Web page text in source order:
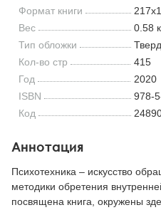
Формат книги
Вес
0.58
Тип обложки
Кол-во стр
415
Год
2020
ISBN
978-
Код
Аннотация
Психотехника – искусство
методики обретения
посвящена книга, окружены